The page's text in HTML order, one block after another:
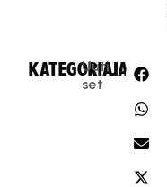
KATEGORIA:
Uuti
set
JAA: